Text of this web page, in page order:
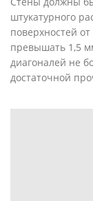
штукатурного
поверхностей
превышать 1,5
диагоналей не
достаточной